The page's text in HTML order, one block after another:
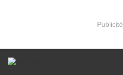
Publicité